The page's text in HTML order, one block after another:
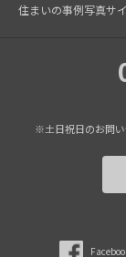
住まいの事例写真サ
※土日祝日のお問い